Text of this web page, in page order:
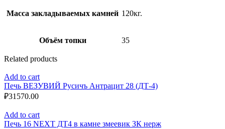
Масса закладываемых камней 120кг.
Объём топки 35
Related products
Add to cart
Печь ВЕЗУВИЙ Русичъ Антрацит 28 (ДТ-4)
₽31570.00
Add to cart
Печь 16 NEXT ДТ4 в камне змеевик ЗК нерж